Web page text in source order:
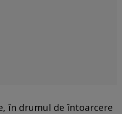
în drumul de întoarcere